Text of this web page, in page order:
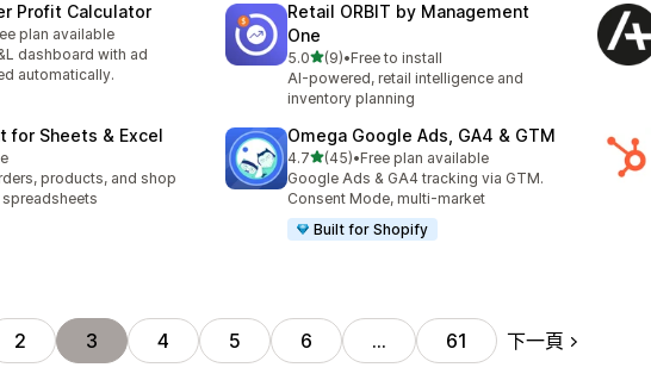
Profit Calculator
plan available
dashboard with ad
automatically.
Retail ORBIT by Management
One
5.0滿分 5 顆星
(9)
共有 9 則評價
•Free to install
AI-powered, retail intelligence and
inventory planning
for Sheets & Excel
products, and shop
Omega Google Ads, GA4 & GTM
4.7滿分 5 顆星
(45)
共有 45 則評價
•Free plan available
Google Ads & GA4 tracking via GTM.
Consent Mode, multi-market
Built for Shopify
2 3 4 5 6 … 61 下一頁